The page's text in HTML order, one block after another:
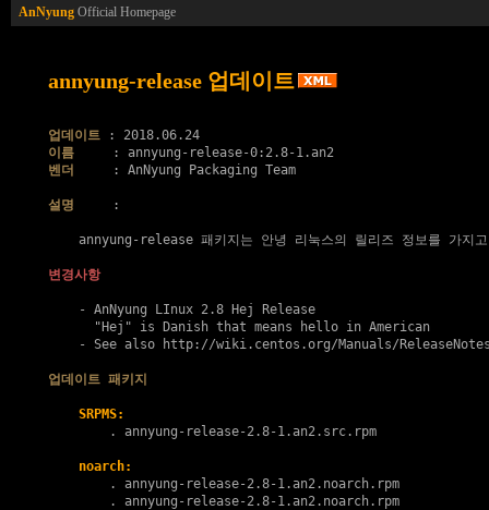
AnNyung Official Homepage
annyung-release 업데이트
업데이트
이름
벤더
     : AnNyung Packaging Team
설명
     :
annyung-release 패키지는 안녕 리눅스의 릴리즈 정보를 가지
변경사항
    - AnNyung LInux 2.8 Hej Release
      "Hej" is Danish that means hello in American
- See also http://wiki.centos.org/Manuals/
업데이트 패키지
SRPMS:
        .
annyung-release-2.8-1.an2.src.rpm
noarch:
        .
annyung-release-2.8-1.an2.noarch.rpm
        .
annyung-release-2.8-1.an2.noarch.rpm